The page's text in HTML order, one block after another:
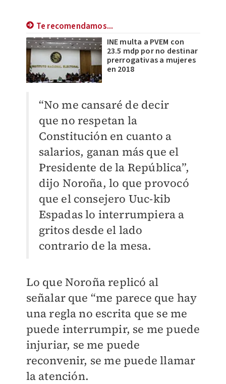
Te recomendamos...
INE multa a PVEM con
23.5 mdp por no destinar
prerrogativas a mujeres
en 2018
“No me cansaré de decir
que no respetan la
Constitución en cuanto a
salarios, ganan más que el
Presidente de la República”,
dijo Noroña, lo que provocó
que el consejero Uuc-kib
Espadas lo interrumpiera a
gritos desde el lado
contrario de la mesa.
Lo que Noroña replicó al
señalar que “me parece que hay
una regla no escrita que se me
puede interrumpir, se me puede
injuriar, se me puede
reconvenir, se me puede llamar
la atención.